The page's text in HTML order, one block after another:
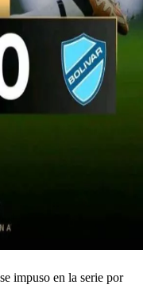
impuso en la serie por